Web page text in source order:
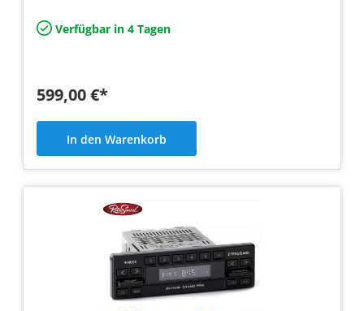
Verfügbar in 4 Tagen
599,00 €*
In den Warenkorb